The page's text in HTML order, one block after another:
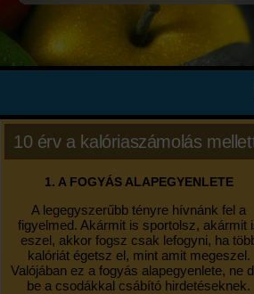
10 érv a kalóriaszámolás
1. A FOGYÁS ALAPEGYENLETE
A legegyszerűbb tényre hívnánk fel a
figyelmed. Akármit is sportolsz, akármit
eszel, akkor fogsz csak lefogyni, ha
kalóriát égetsz el, mint amit megeszel.
Valójában ez a fogyás alapegyenlete, ne
be a csodákkal csábító hirdetéseknek.